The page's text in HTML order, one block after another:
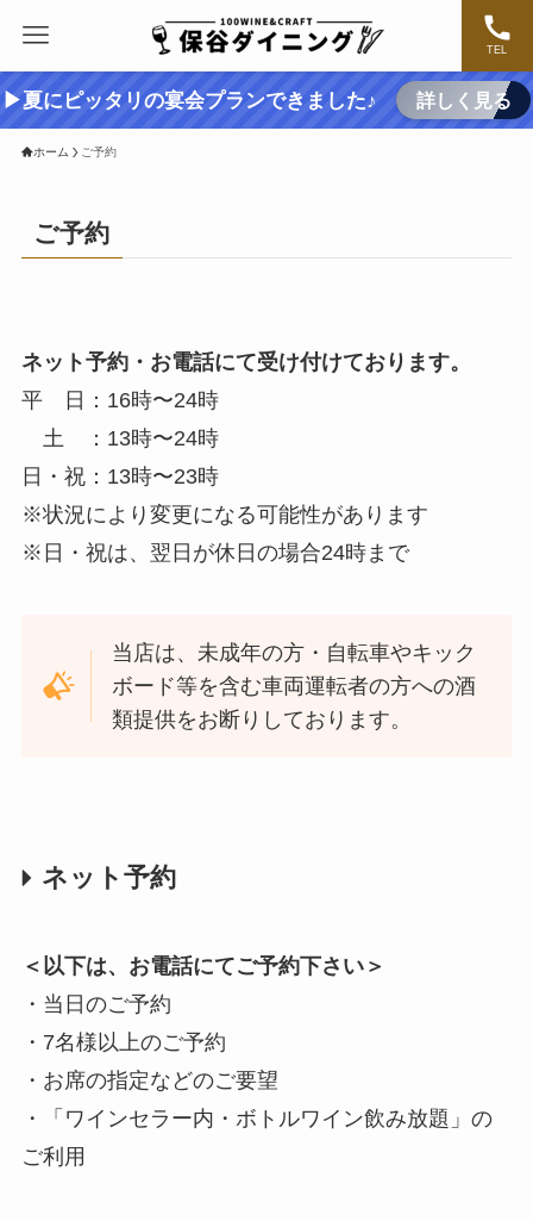
TEL
▶夏にピッタリの宴会プランできました♪ 詳しく見る
ホーム ご予約
ご予約
ネット予約・お電話にて受け付けております。
平 日：16時〜24時
土 ：13時〜24時
日・祝：13時〜23時
※状況により変更になる可能性があります
※日・祝は、翌日が休日の場合24時まで
当店は、未成年の方・自転車やキック
ボード等を含む車両運転者の方への酒
類提供をお断りしております。
ネット予約
＜以下は、お電話にてご予約下さい＞
・当日のご予約
・7名様以上のご予約
・お席の指定などのご要望
・「ワインセラー内・ボトルワイン飲み放題」の
ご利用